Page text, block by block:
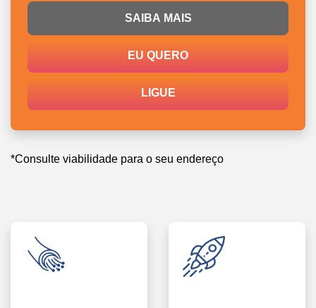
SAIBA MAIS
EU QUERO
LIGUE
*Consulte viabilidade para o seu endereço